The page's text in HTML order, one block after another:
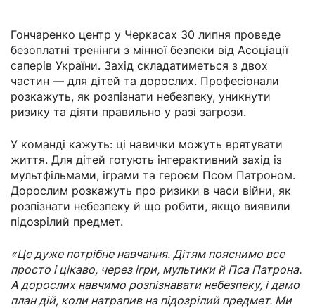
Гончаренко центр у Черкасах 30 липня проведе
безоплатні тренінги з мінної безпеки від Асоціації
саперів України. Захід складатиметься з двох
частин — для дітей та дорослих. Професіонали
розкажуть, як розпізнати небезпеку, уникнути
ризику та діяти правильно у разі загрози.
У команді кажуть: ці навички можуть врятувати
життя. Для дітей готують інтерактивний захід із
мультфільмами, іграми та героєм Псом Патроном.
Дорослим розкажуть про ризики в часи війни, як
розпізнати небезпеку й що робити, якщо виявили
підозрілий предмет.
«Це дуже потрібне навчання. Дітям пояснимо все
просто і цікаво, через ігри, мультики й Пса Патрона.
А дорослих навчимо розпізнавати небезпеку, і дамо
план дій, коли натрапив на підозрілий предмет. Ми